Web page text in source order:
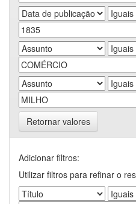
Retornar valores
Adicionar filtros:
Utilizar filtros para refinar o